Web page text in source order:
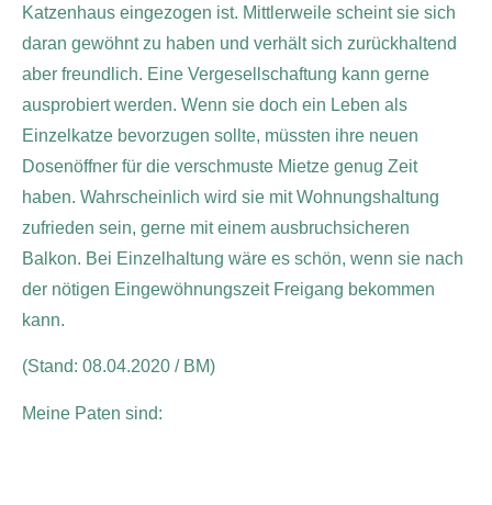
Katzenhaus eingezogen ist. Mittlerweile scheint sie sich
daran gewöhnt zu haben und verhält sich zurückhaltend
aber freundlich. Eine Vergesellschaftung kann gerne
ausprobiert werden. Wenn sie doch ein Leben als
Einzelkatze bevorzugen sollte, müssten ihre neuen
Dosenöffner für die verschmuste Mietze genug Zeit
haben. Wahrscheinlich wird sie mit Wohnungshaltung
zufrieden sein, gerne mit einem ausbruchsicheren
Balkon. Bei Einzelhaltung wäre es schön, wenn sie nach
der nötigen Eingewöhnungszeit Freigang bekommen
kann.
(Stand: 08.04.2020 / BM)
Meine Paten sind: